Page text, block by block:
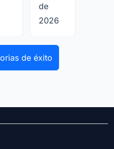
de
2026
de éxito